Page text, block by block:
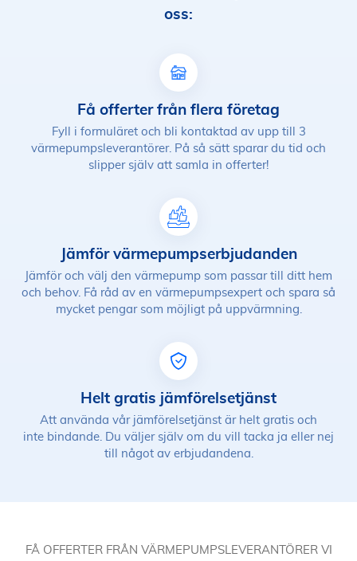
oss:
Få offerter från flera företag
Fyll i formuläret och bli kontaktad av upp till 3
värmepumpsleverantörer. På så sätt sparar du tid och
slipper själv att samla in offerter!
Jämför värmepumpserbjudanden
Jämför och välj den värmepump som passar till ditt hem
och behov. Få råd av en värmepumpsexpert och spara så
mycket pengar som möjligt på uppvärmning.
Helt gratis jämförelsetjänst
Att använda vår jämförelsetjänst är helt gratis och
inte bindande. Du väljer själv om du vill tacka ja eller nej
till något av erbjudandena.
FÅ OFFERTER FRÅN VÄRMEPUMPSLEVERANTÖRER VI